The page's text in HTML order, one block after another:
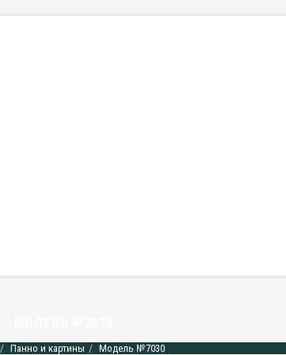
Панно и картины Модель №7030